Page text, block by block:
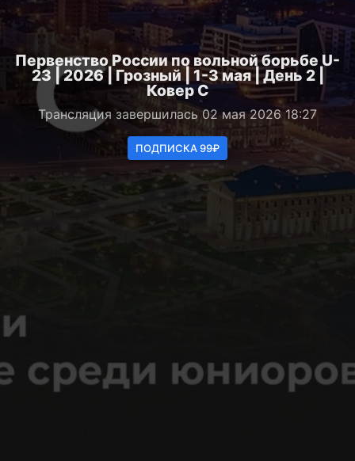
Первенство России по вольной борьбе U-
23 | 2026 | Грозный | 1-3 мая | День 2 |
Ковер C
Трансляция завершилась 02 мая 2026 18:27
ПОДПИСКА 99₽